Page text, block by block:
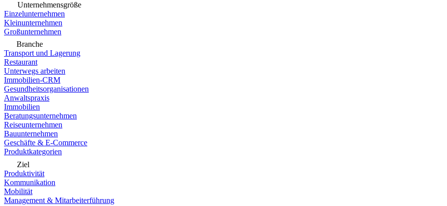
Unternehmensgröße
Einzelunternehmen
Kleinunternehmen
Großunternehmen
Branche
Transport und Lagerung
Restaurant
Unterwegs arbeiten
Immobilien-CRM
Gesundheitsorganisationen
Anwaltspraxis
Immobilien
Beratungsunternehmen
Reiseunternehmen
Bauunternehmen
Geschäfte & E-Commerce
Produktkategorien
Ziel
Produktivität
Kommunikation
Mobilität
Management & Mitarbeiterführung